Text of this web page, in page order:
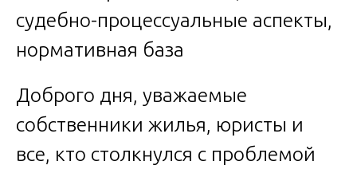
Доброго дня, уважаемые
собственники жилья, юристы и
все, кто столкнулся с проблемой